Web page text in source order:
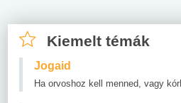
Kiemelt témák
Jogaid
Ha orvoshoz kell menned, vagy